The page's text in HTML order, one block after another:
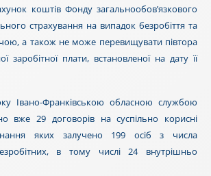
коштів Фонду загальнообов’язкового
страхування на випадок безробіття та
а такожне може перевищувати півтора
заробітної плати, встановленої на дату її
Івано-Франківською обласною службою
вже 29 договорів на суспільно корисні
яких залучено 199 осіб з числа
в тому числі 24 внутрішньо